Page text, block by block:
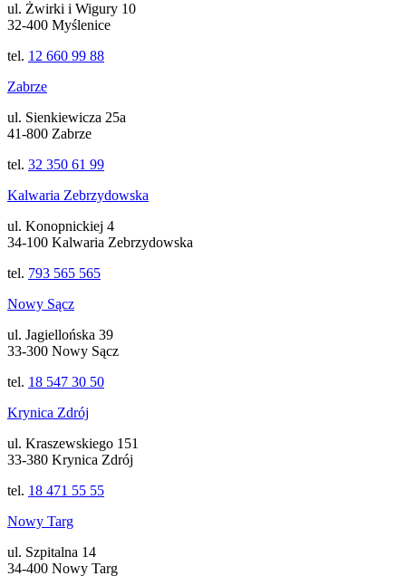
ul. Żwirki i Wigury 10
32-400 Myślenice
tel. 12 660 99 88
Zabrze
ul. Sienkiewicza 25a
41-800 Zabrze
tel. 32 350 61 99
Kalwaria Zebrzydowska
ul. Konopnickiej 4
34-100 Kalwaria Zebrzydowska
tel. 793 565 565
Nowy Sącz
ul. Jagiellońska 39
33-300 Nowy Sącz
tel. 18 547 30 50
Krynica Zdrój
ul. Kraszewskiego 151
33-380 Krynica Zdrój
tel. 18 471 55 55
Nowy Targ
ul. Szpitalna 14
34-400 Nowy Targ